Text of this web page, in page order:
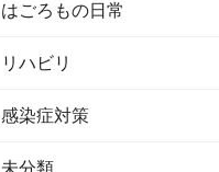
はごろもの日常
リハビリ
感染症対策